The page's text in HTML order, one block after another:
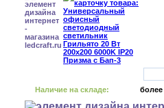
Наличие на складе: более